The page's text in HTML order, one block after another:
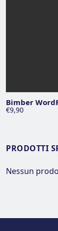
Bimber
€9,90
PRODOTTI
Nessun